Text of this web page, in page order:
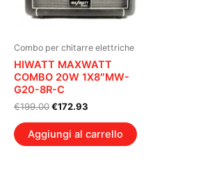
Combo per chitarre elettriche
HIWATT MAXWATT
COMBO 20W 1X8″MW-
G20-8R-C
€199.00Il
originale
era:
€172.93
attuale
è:
Aggiungi al carrello